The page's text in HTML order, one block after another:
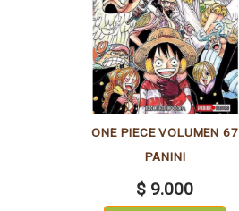
ONE PIECE VOLUMEN 67
PANINI
$ 9.000